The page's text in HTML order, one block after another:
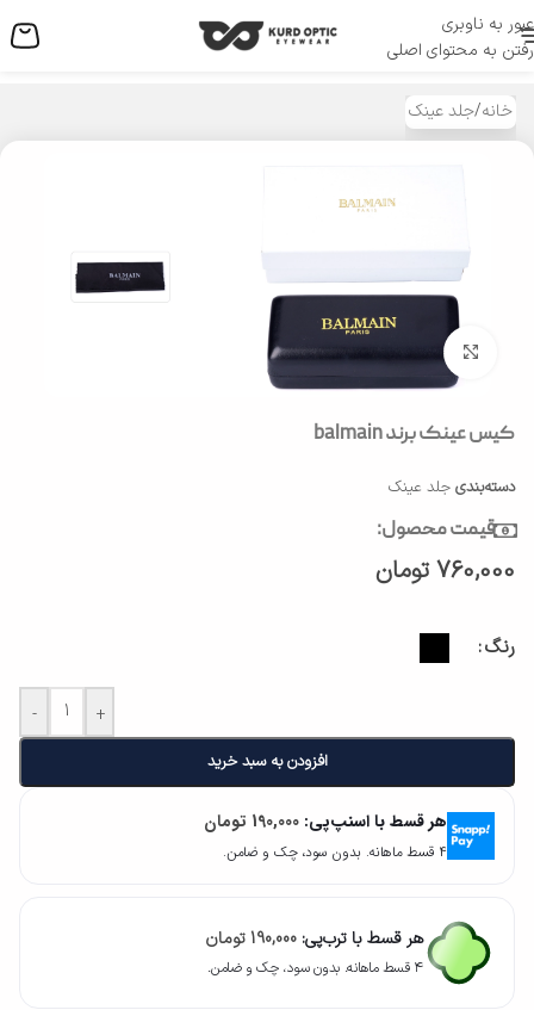
عبور به ناوبری
رفتن به محتوای اصلی
منو
خانه/جلد عینک
بزرگنمایی تصویر
کیس عینک برند balmain
دسته‌بندی جلد عینک
قیمت محصول:
760,000 تومان
رنگ
- +
افزودن به سبد خرید
هر قسط با اسنپ‌پی: 190,000 تومان
۴ قسط ماهانه. بدون سود، چک و ضامن.
هر قسط با ترب‌پی: 190,000 تومان
۴ قسط ماهانه. بدون سود، چک و ضامن.